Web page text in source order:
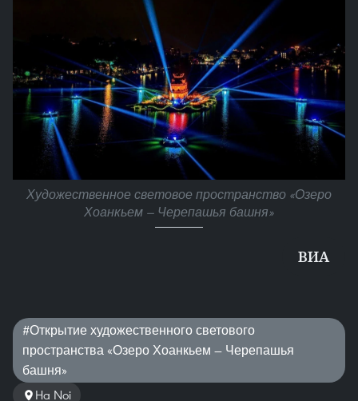
Художественное световое пространство «Озеро
Хоанкьем — Черепашья башня»
ВИA
#Открытие художественного светового
пространства «Озеро Хоанкьем — Черепашья
башня»
Ha Noi